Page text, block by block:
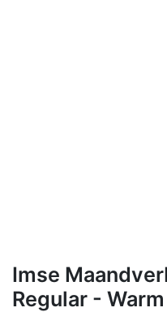
Imse
Regular -